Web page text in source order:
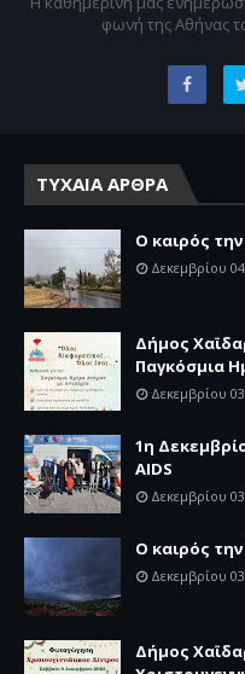
φωνή της Αθήνας
ΤΥΧΑΙΑ ΑΡΘΡΑ
Ο καιρός
Δεκεμβρίου
Δήμος
Παγκόσμια
Δεκεμβρίου
1η
AIDS
Δεκεμβρίου
Ο καιρός
Δεκεμβρίου
Δήμος